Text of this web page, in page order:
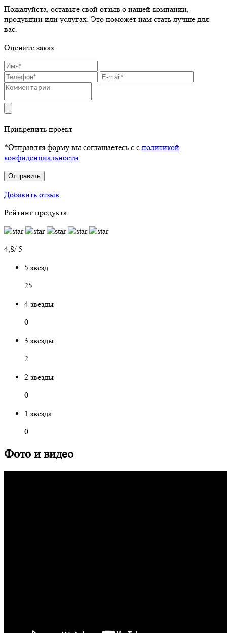
Пожалуйста, оставьте свой отзыв о нашей компании,
продукции или услугах. Это поможет нам стать лучше для
вас.
Оцените заказ
Прикрепить проект
*Отправляя форму вы соглашаетесь с с политикой
конфиденциальности
Отправить
Добавить отзыв
Рейтинг продукта
4,8/ 5
5 звезд
25
4 звезды
0
3 звезды
2
2 звезды
0
1 звезда
0
Фото и видео